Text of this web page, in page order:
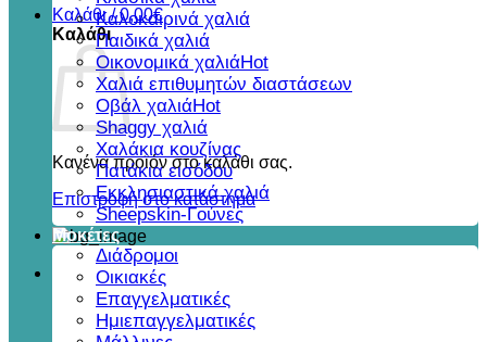
Καλάθι /0,00€
Καλάθι
Κανένα προϊόν στο καλάθι σας.
Επιστροφή στο κατάστημα
Καλοκαιρινά χαλιά
Παιδικά χαλιά
Οικονομικά χαλιά
Χαλιά επιθυμητών διαστάσεων
Οβάλ χαλιά
Shaggy χαλιά
Χαλάκια κουζίνας
Πατάκια εισόδου
Εκκλησιαστικά χαλιά
Sheepskin-Γούνες
Μοκέτες
Διάδρομοι
Οικιακές
Επαγγελματικές
Ημιεπαγγελματικές